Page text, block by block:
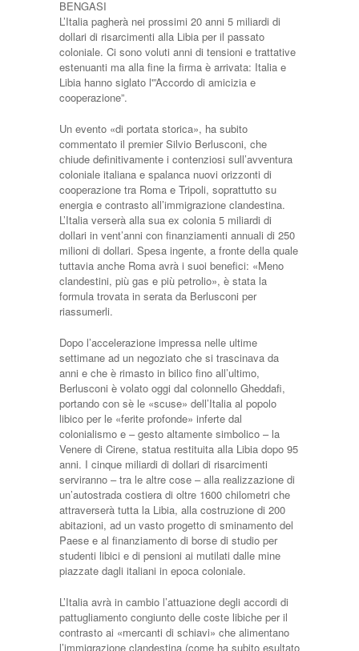
BENGASI
L’Italia pagherà nei prossimi 20 anni 5 miliardi di
dollari di risarcimenti alla Libia per il passato
coloniale. Ci sono voluti anni di tensioni e trattative
estenuanti ma alla fine la firma è arrivata: Italia e
Libia hanno siglato l'”Accordo di amicizia e
cooperazione”.
Un evento «di portata storica», ha subito
commentato il premier Silvio Berlusconi, che
chiude definitivamente i contenziosi sull’avventura
coloniale italiana e spalanca nuovi orizzonti di
cooperazione tra Roma e Tripoli, soprattutto su
energia e contrasto all’immigrazione clandestina.
L’Italia verserà alla sua ex colonia 5 miliardi di
dollari in vent’anni con finanziamenti annuali di 250
milioni di dollari. Spesa ingente, a fronte della quale
tuttavia anche Roma avrà i suoi benefici: «Meno
clandestini, più gas e più petrolio», è stata la
formula trovata in serata da Berlusconi per
riassumerli.
Dopo l’accelerazione impressa nelle ultime
settimane ad un negoziato che si trascinava da
anni e che è rimasto in bilico fino all’ultimo,
Berlusconi è volato oggi dal colonnello Gheddafi,
portando con sè le «scuse» dell’Italia al popolo
libico per le «ferite profonde» inferte dal
colonialismo e – gesto altamente simbolico – la
Venere di Cirene, statua restituita alla Libia dopo 95
anni. I cinque miliardi di dollari di risarcimenti
serviranno – tra le altre cose – alla realizzazione di
un’autostrada costiera di oltre 1600 chilometri che
attraverserà tutta la Libia, alla costruzione di 200
abitazioni, ad un vasto progetto di sminamento del
Paese e al finanziamento di borse di studio per
studenti libici e di pensioni ai mutilati dalle mine
piazzate dagli italiani in epoca coloniale.
L’Italia avrà in cambio l’attuazione degli accordi di
pattugliamento congiunto delle coste libiche per il
contrasto ai «mercanti di schiavi» che alimentano
l’immigrazione clandestina (come ha subito esultato